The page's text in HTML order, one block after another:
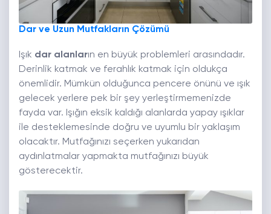
Dar ve Uzun Mutfakların Çözümü
Işık dar alanların en büyük problemleri arasındadır.
Derinlik katmak ve ferahlık katmak için oldukça
önemlidir. Mümkün olduğunca pencere önünü ve ışık
gelecek yerlere pek bir şey yerleştirmemenizde
fayda var. Işığın eksik kaldığı alanlarda yapay ışıklar
ile desteklemesinde doğru ve uyumlu bir yaklaşım
olacaktır. Mutfağınızı seçerken yukarıdan
aydınlatmalar yapmakta mutfağınızı büyük
gösterecektir.